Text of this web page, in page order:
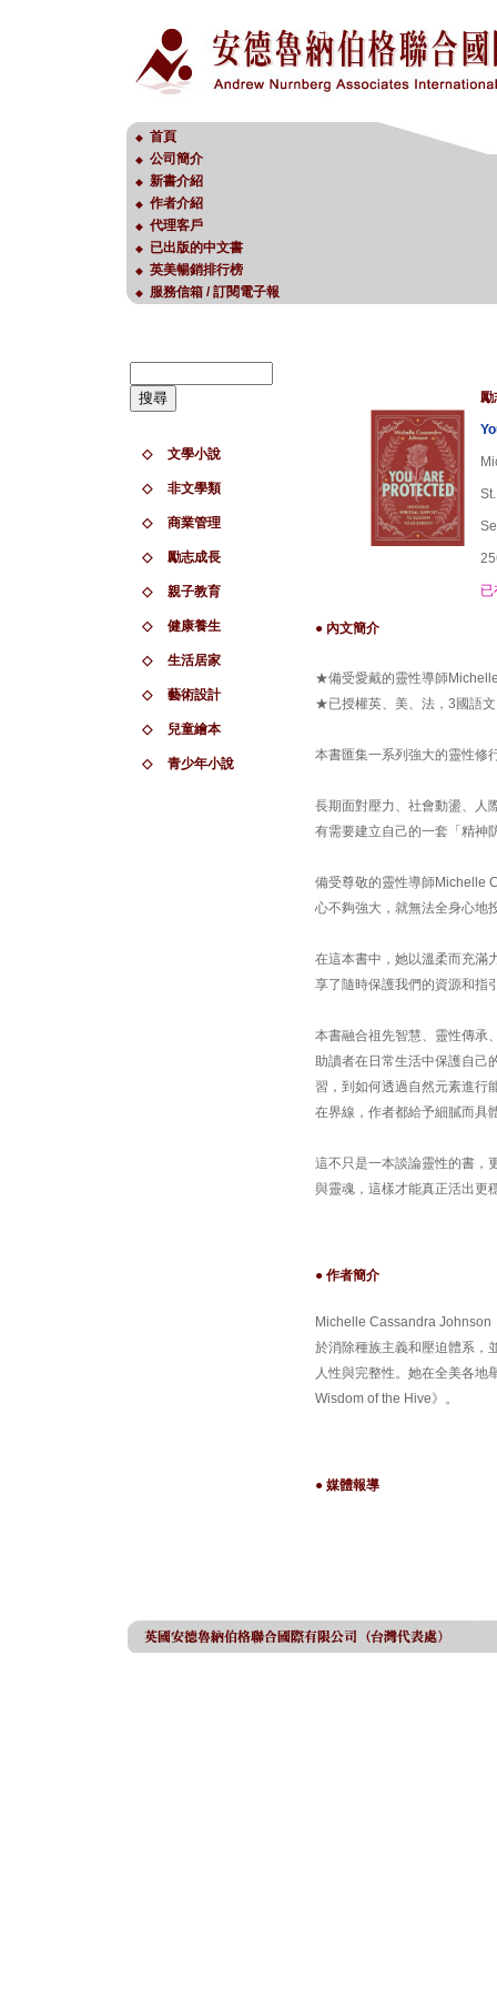
◆ 首頁
◆ 公司簡介
◆ 新書介紹
◆ 作者介紹
◆ 代理客戶
◆ 已出版的中文書
◆ 英美暢銷排行榜
◆ 服務信箱 / 訂閱電子報
◇ 文學小說
◇ 非文學類
◇ 商業管理
◇ 勵志成長
◇ 親子教育
◇ 健康養生
◇ 生活居家
◇ 藝術設計
◇ 兒童繪本
◇ 青少年小說
勵
● 內文簡介
★備受愛戴的靈性導師
★已授權英、美、法，3國語文
本書匯集一系列強大的靈性修
長期面對壓力、社會動盪、人
有需要建立自己的一套「精神
備受尊敬的靈性導師Michelle
心不夠強大，就無法全身心地
在這本書中，她以溫柔而充滿
享了隨時保護我們的資源和指
本書融合祖先智慧、靈性傳承
助讀者在日常生活中保護自己
習，到如何透過自然元素進行
在界線，作者都給予細膩而具
這不只是一本談論靈性的書，
與靈魂，這樣才能真正活出更
● 作者簡介
Michelle Cassandra Johnson
於消除種族主義和壓迫體系，
人性與完整性。她在全美各地
Wisdom of the Hive》。
● 媒體報導